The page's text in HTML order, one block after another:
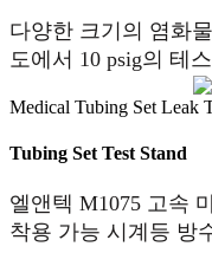
다양한 크기의 염화
도에서 10 psig의 테
Medical Tubing Set Leak
Tubing Set Test Stand
엘앤텍 M1075 고속
착용 가능 시계등 방